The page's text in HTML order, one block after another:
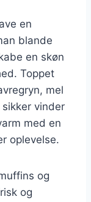
en
blande
en skøn
Toppet
mel
vinder
med en
oplevelse.
og
og